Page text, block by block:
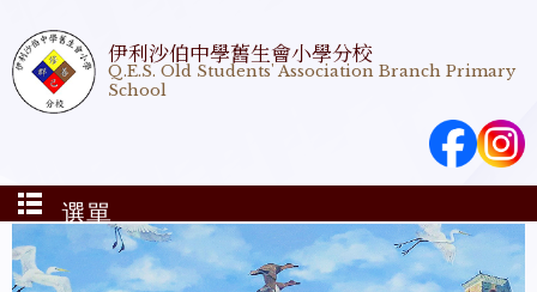
伊利沙伯中學舊生會小學分校
Q.E.S. Old Students' Association Branch Primary
School
選單